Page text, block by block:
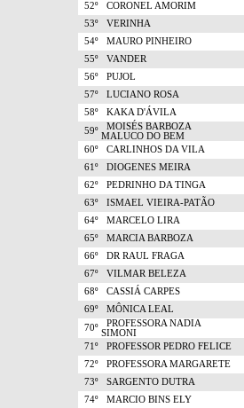
52º
CORONEL AMORIM
53º
VERINHA
54º
MAURO PINHEIRO
55º
VANDER
56º
PUJOL
57º
LUCIANO ROSA
58º
KAKA D'ÁVILA
59º
MOISÉS BARBOZA
MALUCO DO BEM
60º
CARLINHOS DA VILA
61º
DIOGENES MEIRA
62º
PEDRINHO DA TINGA
63º
ISMAEL VIEIRA-PATÃO
64º
MARCELO LIRA
65º
MARCIA BARBOZA
66º
DR RAUL FRAGA
67º
VILMAR BELEZA
68º
CASSIÁ CARPES
69º
MÔNICA LEAL
70º
PROFESSORA NADIA
SIMONI
71º
PROFESSOR PEDRO FELICE
72º
PROFESSORA MARGARETE
73º
SARGENTO DUTRA
74º
MARCIO BINS ELY